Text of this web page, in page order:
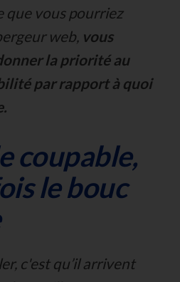
vous pourriez
web, vous
la priorité au
par rapport à quoi
coupable,
le bouc
c'est qu’il arrivent